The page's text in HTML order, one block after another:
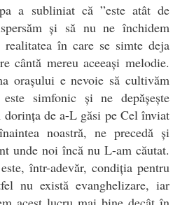
a subliniat că ”este atât de
și să nu ne închidem
în care se simte deja
cântă mereu aceeași melodie.
orașului e nevoie să cultivăm
simfonic și ne depășește
de a-L găsi pe Cel înviat
noastră, ne precedă și
unde noi încă nu L-am căutat.
într-adevăr, condiția pentru
nu există evanghelizare, iar